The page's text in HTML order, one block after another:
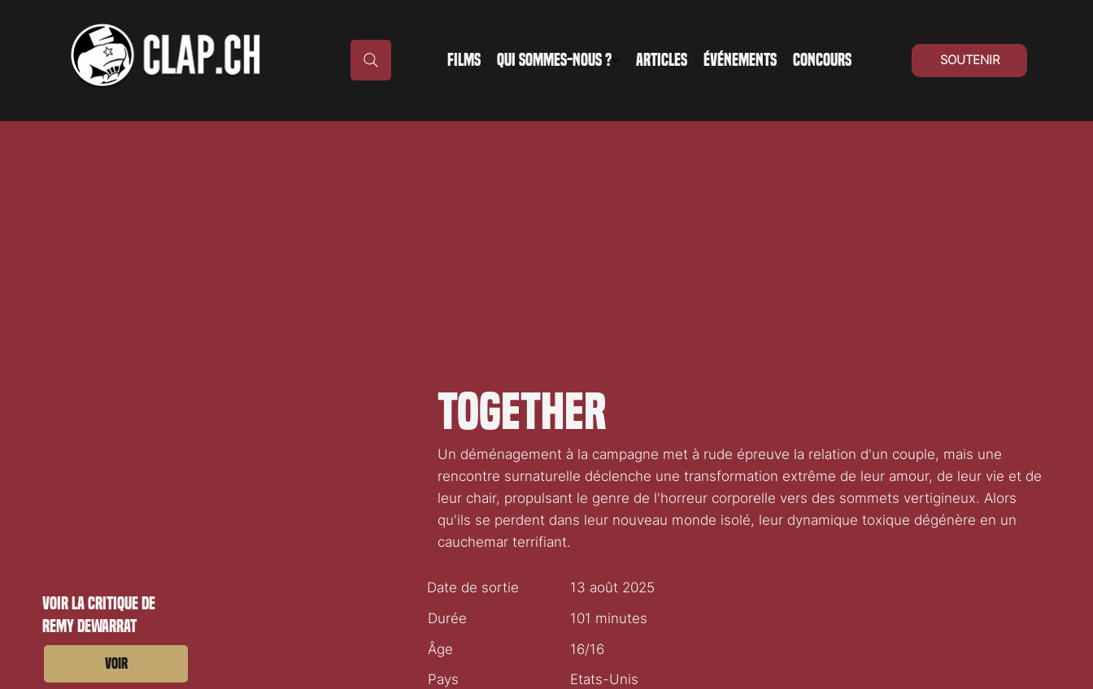
FILMS QUI SOMMES-NOUS ? ARTICLES ÉVÉNEMENTS CONCOURS SOUTENIR
Voir la critique de
Remy Dewarrat
Voir
Together
Un déménagement à la campagne met à rude épreuve la relation d'un couple, mais une
rencontre surnaturelle déclenche une transformation extrême de leur amour, de leur vie et de
leur chair, propulsant le genre de l'horreur corporelle vers des sommets vertigineux. Alors
qu'ils se perdent dans leur nouveau monde isolé, leur dynamique toxique dégénère en un
cauchemar terrifiant.
Date de sortie
13 août 2025
Durée
101 minutes
Âge
16/16
Pays
Etats-Unis